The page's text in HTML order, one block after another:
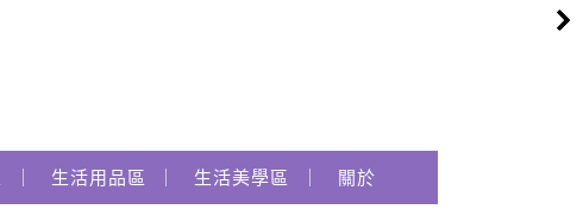
生活用品區 生活美學區 關於